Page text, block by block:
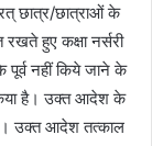
छात्र/छात्राओं के
हुए कक्षा नर्सरी
नहीं किये जाने के
है। उक्त आदेश के
उक्त आदेश तत्काल